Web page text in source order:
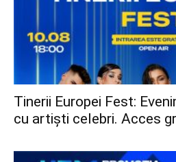
Tinerii Europei Fest:
cu artiști celebri. Acces